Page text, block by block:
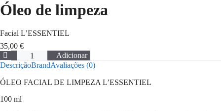
Óleo de limpeza
Facial L’ESSENTIEL
35,00 €
Quantidade
de
Óleo
de
Adicionar
DescriçãoBrandAvaliações (0)
ÓLEO FACIAL DE LIMPEZA L’ESSENTIEL
100 ml